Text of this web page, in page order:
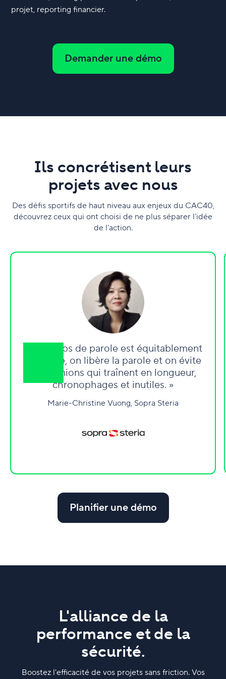
projet, reporting financier.
Demander une démo
Ils concrétisent leurs
projets avec nous
Des défis sportifs de haut niveau aux enjeux du CAC40,
découvrez ceux qui ont choisi de ne plus séparer l’idée
de l’action.
« Le temps de parole est équitablement
distribué, on libère la parole et on évite
les réunions qui traînent en longueur,
chronophages et inutiles. »
Marie-Christine Vuong, Sopra Steria
Planifier une démo
L'alliance de la
performance et de la
sécurité.
Boostez l'efficacité de vos projets sans friction. Vos